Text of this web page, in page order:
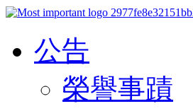
公告
榮譽事蹟